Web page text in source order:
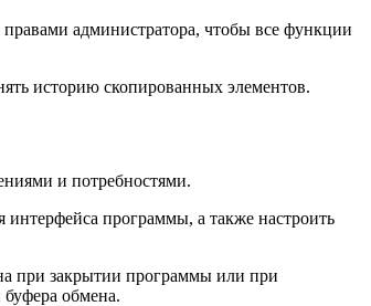
администратора, чтобы все функции
историю скопированных элементов.
и потребностями.
программы, а также настроить
при закрытии программы или при
обмена.